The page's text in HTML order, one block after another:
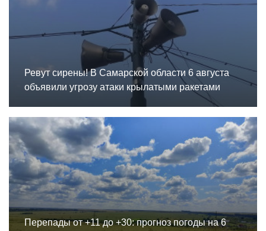
Ревут сирены! В Самарской области 6 августа
объявили угрозу атаки крылатыми ракетами
Перепады от +11 до +30: прогноз погоды на 6